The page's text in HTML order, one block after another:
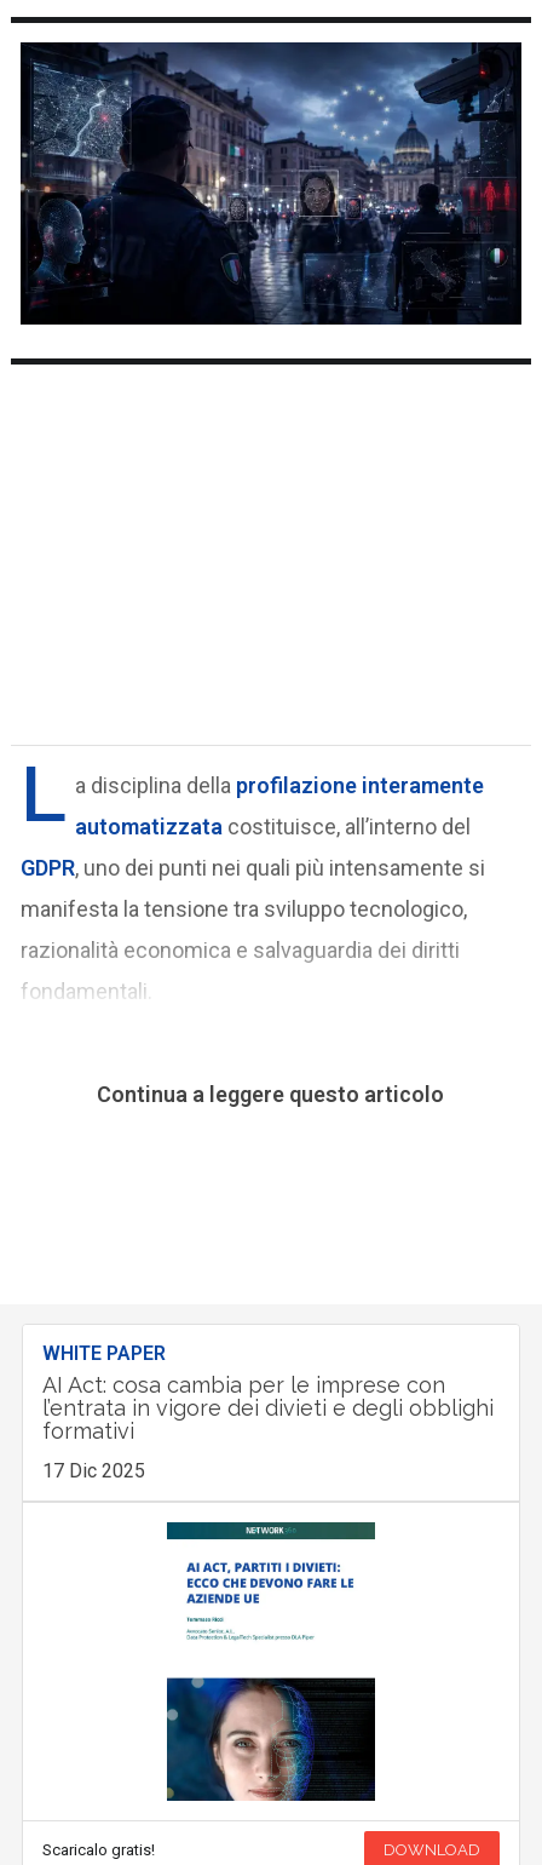
L a disciplina della profilazione interamente
automatizzata costituisce, all’interno del
GDPR, uno dei punti nei quali più intensamente si
manifesta la tensione tra sviluppo tecnologico,
razionalità economica e salvaguardia dei diritti
fondamentali.
Continua a leggere questo articolo
WHITE PAPER
AI Act: cosa cambia per le imprese con
l’entrata in vigore dei divieti e degli obblighi
formativi
17 Dic 2025
Scaricalo gratis! DOWNLOAD